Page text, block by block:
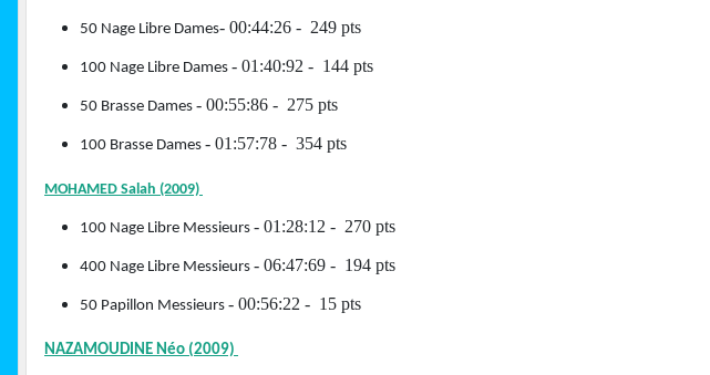
50 Nage Libre Dames- 00:44:26 - 249 pts
100 Nage Libre Dames - 01:40:92 - 144 pts
50 Brasse Dames - 00:55:86 - 275 pts
100 Brasse Dames - 01:57:78 - 354 pts
MOHAMED Salah (2009)
100 Nage Libre Messieurs - 01:28:12 - 270 pts
400 Nage Libre Messieurs - 06:47:69 - 194 pts
50 Papillon Messieurs - 00:56:22 - 15 pts
NAZAMOUDINE Néo (2009)